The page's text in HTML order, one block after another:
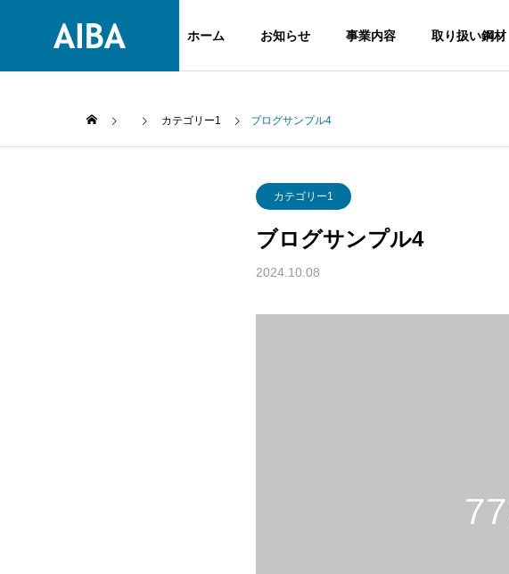
ホーム お知らせ 事業内容 取り扱い鋼材
ごあいさつ
カテゴリー1 ブログサンプル4
カテゴリー1
ブログサンプル4
2024.10.08